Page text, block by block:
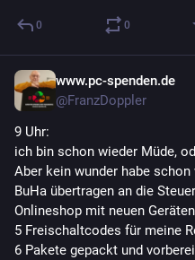
0 0
www.pc-spenden.de
@FranzDoppler
9 Uhr:
ich bin schon wieder Müde,
Aber kein wunder habe schon
BuHa übertragen an die
Onlineshop mit neuen
5 Freischaltcodes für meine
6 Pakete gepackt und